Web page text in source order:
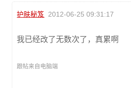
护肤秘笈 2012-06-25 09:31:17
我已经改了无数次了，真累啊
跟帖来自电脑端